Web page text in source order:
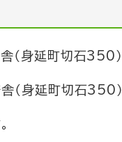
身延町切石350）
身延町切石350）